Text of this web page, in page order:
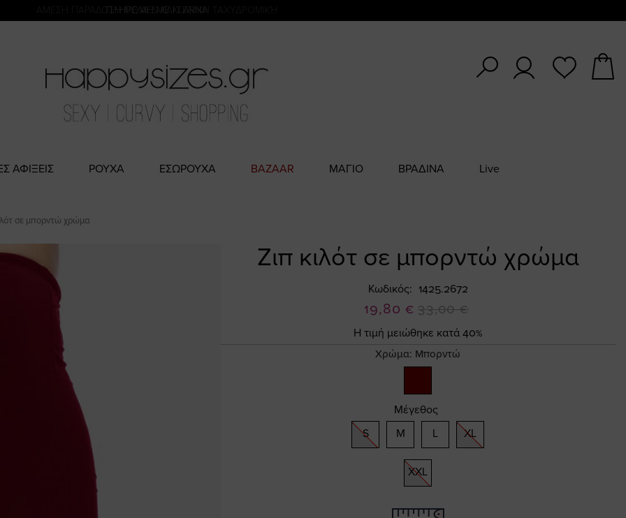
ΠΛΗΡΩΜΗ ΜΕ KLARNA
ΑΜΕΣΗ ΠΑΡΑΔΟΣΗ ΜΕ ACS ΚΑΙ ΓΕΝΙΚΗ ΤΑΧΥΔΡΟΜΙΚΉ
ΑΦΙΞΕΙΣ ΡΟΥΧΑ ΕΣΩΡΟΥΧΑ BAZAAR ΜΑΓΙΟ ΒΡΑΔΙΝΑ Live
σε μπορντώ χρώμα
Ζιπ κιλότ σε μπορντώ χρώμα
Κωδικός 1425.2672
Ειδική
Τιμή
19,80 € 33,00 €
Η τιμή μειώθηκε κατά 40%
Χρώμα: Μπορντώ
Μέγεθος
S
M L XL
XXL